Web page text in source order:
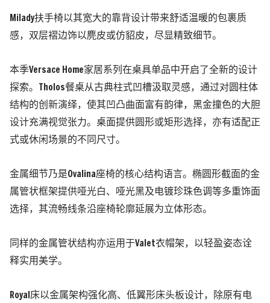
Milady扶手椅以其宽大的靠背设计带来舒适温暖的包裹质
感，双层褶边饰以麂皮或仿貂皮，尽显精致细节。
本季Versace Home家居系列在桌具单品中开启了全新的设计
探索。Tholos餐桌从古典柱式凹槽汲取灵感，通过对圆柱体
结构的创新演绎，使其凹凸曲面富有韵律，黑金撞色的大胆
设计充满视觉张力。桌面提供圆形或矩形选择，亦有适配正
式或休闲场景的不同尺寸。
金属细节乃是Ovalina座椅的核心结构语言。椭圆形截面的金
属管状框架提供哑光白、哑光黑及电镀珍珠色调等多重饰面
选择，其流畅线条沿座椅轮廓延展为立体形态。
同样的金属管状结构亦运用于Valet衣帽架，以轻盈姿态诠
释实用美学。
Royal床以金属架构强化高、低翼形床头板设计，除原有电